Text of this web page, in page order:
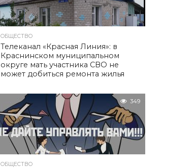
ОБЩЕСТВО
Телеканал «Красная Линия»: в
Краснинском муниципальном
округе мать участника СВО не
может добиться ремонта жилья
349
ОБЩЕСТВО